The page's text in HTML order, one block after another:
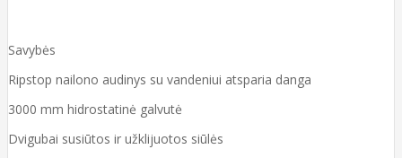
Savybės
Ripstop nailono audinys su vandeniui atsparia danga
3000 mm hidrostatinė galvutė
Dvigubai susiūtos ir užklijuotos siūlės